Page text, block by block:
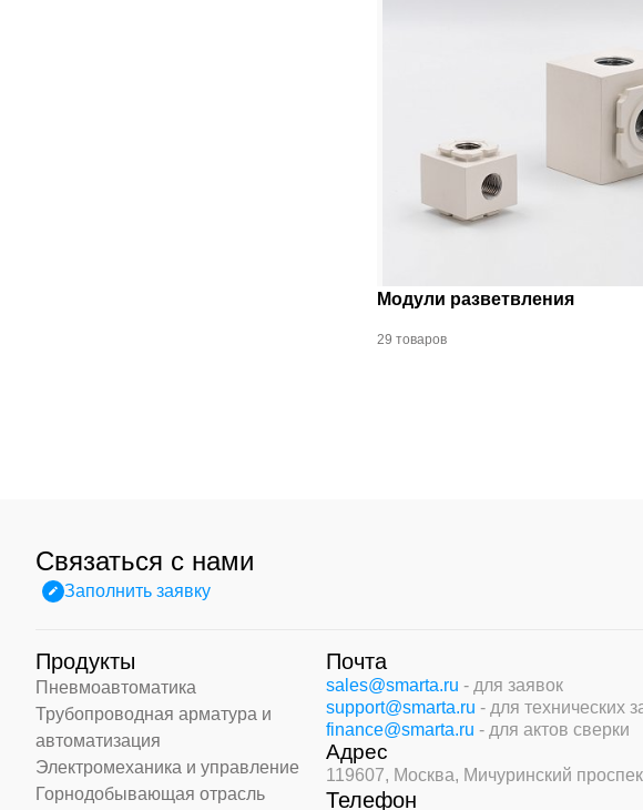
Модули разветвления
29 товаров
Связаться с нами
Заполнить заявку
Продукты
Пневмоавтоматика
Трубопроводная арматура и
автоматизация
Электромеханика и управление
Горнодобывающая отрасль
Почта
sales@smarta.ru - для заявок
support@smarta.ru - для технических
finance@smarta.ru - для актов сверки
Адрес
119607, Москва, Мичуринский
Телефон